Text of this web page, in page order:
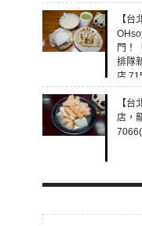
【
門！
排隊
店
【
店，